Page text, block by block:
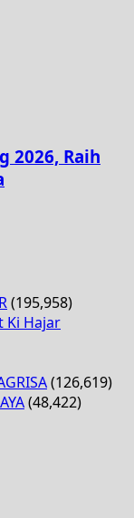
2026, Raih
(195,958)
Ki Hajar
(126,619)
(48,422)